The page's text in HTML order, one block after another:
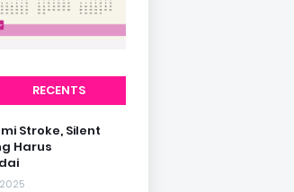
RECENTS
Stroke, Silent
Harus